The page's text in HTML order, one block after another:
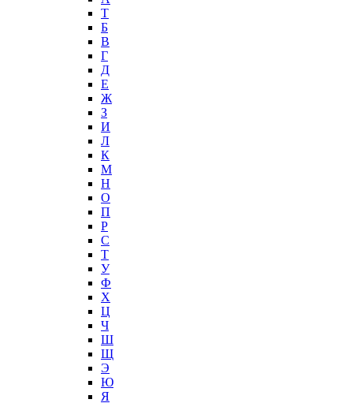
T
Б
В
Г
Д
Е
Ж
З
И
Л
К
М
Н
О
П
Р
С
Т
У
Ф
Х
Ц
Ч
Ш
Щ
Э
Ю
Я